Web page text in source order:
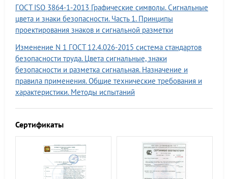
ГОСТ ISО 3864-1-2013 Графические символы. Сигнальные
цвета и знаки безопасности. Часть 1. Принципы
проектирования знаков и сигнальной разметки
Изменение N 1 ГОСТ 12.4.026-2015 система стандартов
безопасности труда. Цвета сигнальные, знаки
безопасности и разметка сигнальная. Назначение и
правила применения. Общие технические требования и
характеристики. Методы испытаний
Сертификаты